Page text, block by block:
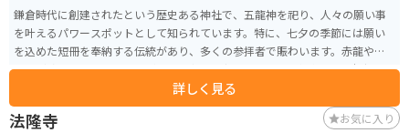
鎌倉時代に創建されたという歴史ある神社で、五龍神を祀り、人々の願い事
を叶えるパワースポットとして知られています。特に、七夕の季節には願い
を込めた短冊を奉納する伝統があり、多くの参拝者で賑わいます。赤龍や青
龍など珍しい龍を見ることができ、中央を守る金龍は、運気向上・幸福招来
のご利益があると言われています。詳しく見る
法隆寺 お気に入り